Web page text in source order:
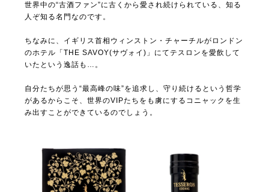
世界中の“古酒ファン”に古くから愛され続けられている、知る
人ぞ知る名門なのです。
ちなみに、イギリス首相ウィンストン・チャーチルがロンドン
のホテル「THE SAVOY(サヴォイ)」にてテスロンを愛飲して
いたという逸話も…。
自分たちが思う“最高峰の味”を追求し、守り続けるという哲学
があるからこそ、世界のVIPたちをも虜にするコニャックを生
み出すことができているのでしょう。